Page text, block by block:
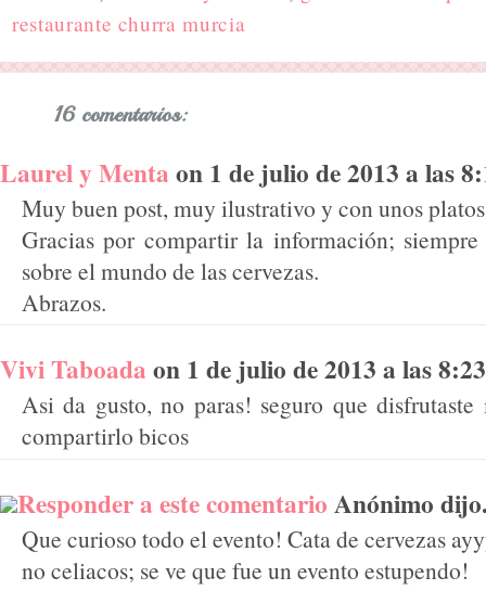
restaurante churra murcia
16 comentarios:
Laurel y Menta on 1 de julio de 2013 a las
Muy buen post, muy ilustrativo y con unos
Gracias por compartir la información;
sobre el mundo de las cervezas.
Abrazos.
Vivi Taboada on 1 de julio de 2013 a las
Asi da gusto, no paras! seguro que
compartirlo bicos
Responder a este comentario Anónimo
Que curioso todo el evento! Cata de cervezas
no celiacos; se ve que fue un evento estupendo!